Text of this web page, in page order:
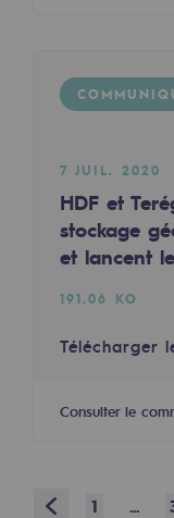
Santé
CADRE,
Éthique
7 JUIL. 2020
HDF et
stockage
et lancent
191.06 KO
Télécharger
Consulter le
Prev 1 ...